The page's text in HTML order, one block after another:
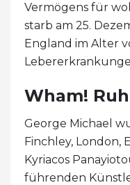
Vermögens für
starb am 25.
England im Alter
Wham!
George Michael
Finchley, London,
Kyriacos
führenden